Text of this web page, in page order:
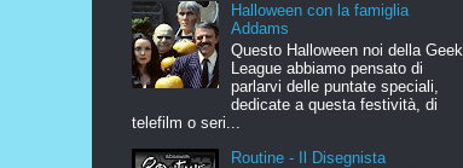
Halloween con la famiglia
Addams
Questo Halloween noi della Geek
League abbiamo pensato di
parlarvi delle puntate speciali,
dedicate a questa festività, di
telefilm o seri...
Routine - Il Disegnista